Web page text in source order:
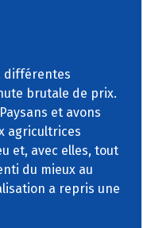
différentes
brutale de prix.
et avons
agricultrices
et, avec elles, tout
du mieux au
a repris une